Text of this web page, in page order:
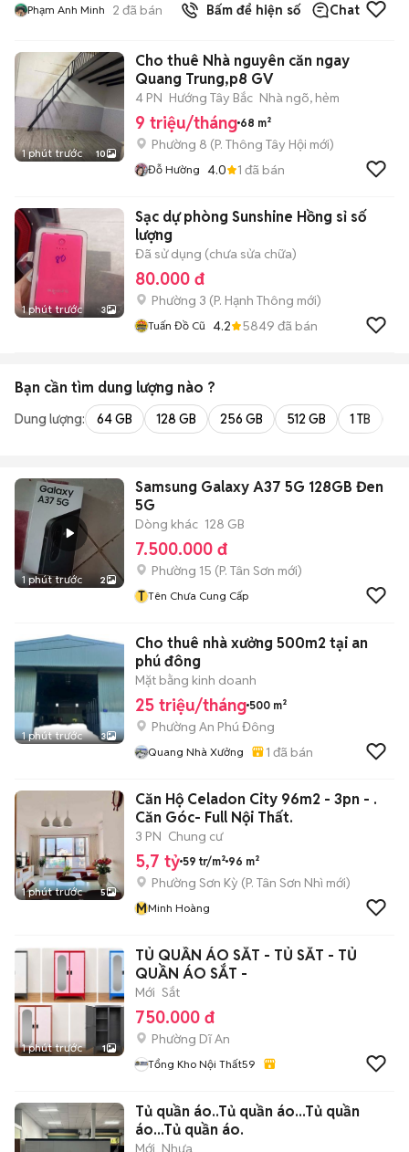
Phạm Anh Minh 2 đã bán Bấm để hiện số Chat
1 phút trước 10
Cho thuê Nhà nguyên căn ngay
Quang Trung,p8 GV
4 PN Hướng Tây Bắc Nhà ngõ, hẻm
9 triệu/tháng 68 m²
Phường 8 (P. Thông Tây Hội mới)
Đỗ Hường 4.0 1 đã bán
1 phút trước 3
Sạc dự phòng Sunshine Hồng sỉ số
lượng
Đã sử dụng (chưa sửa chữa)
80.000 đ
Phường 3 (P. Hạnh Thông mới)
Tuấn Đồ Cũ 4.2 5849 đã bán
Bạn cần tìm dung lượng nào ?
Dung lượng: 64 GB 128 GB 256 GB 512 GB 1 TB
1 phút trước 2
Samsung Galaxy A37 5G 128GB Đen
5G
Dòng khác 128 GB
7.500.000 đ
Phường 15 (P. Tân Sơn mới)
T Tên Chưa Cung Cấp
1 phút trước 3
Cho thuê nhà xưởng 500m2 tại an
phú đông
Mặt bằng kinh doanh
25 triệu/tháng 500 m²
Phường An Phú Đông
Quang Nhà Xưởng 1 đã bán
1 phút trước 5
Căn Hộ Celadon City 96m2 - 3pn - .
Căn Góc- Full Nội Thất.
3 PN Chung cư
5,7 tỷ 59 tr/m² 96 m²
Phường Sơn Kỳ (P. Tân Sơn Nhì mới)
MMinh Hoàng
1 phút trước 1
TỦ QUẦN ÁO SẮT - TỦ SẮT - TỦ
QUẦN ÁO SẮT -
Mới Sắt
750.000 đ
Phường Dĩ An
Tổng Kho Nội Thất59
Tủ quần áo..Tủ quần áo...Tủ quần
áo...Tủ quần áo.
Mới Nhựa